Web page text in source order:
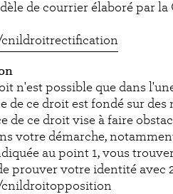
de courrier élaboré par
n'est possible que dans
de ce droit est fondé sur
de ce droit vise à faire
votre démarche,
au point 1, vous
prouver votre identité avec